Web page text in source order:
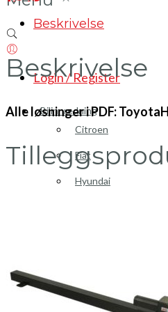
Login / Register
Bilinnredning
Citroen
Fiat
Hyundai
Opel
Beskrivelse
Beskrivelse
Alle løsninger i PDF: